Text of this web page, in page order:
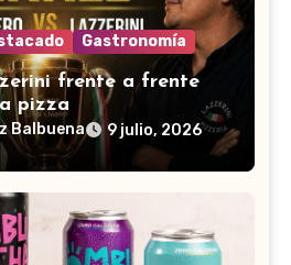
Gastronomía
frente a frente
pizza
Balbuena 9 julio, 2026